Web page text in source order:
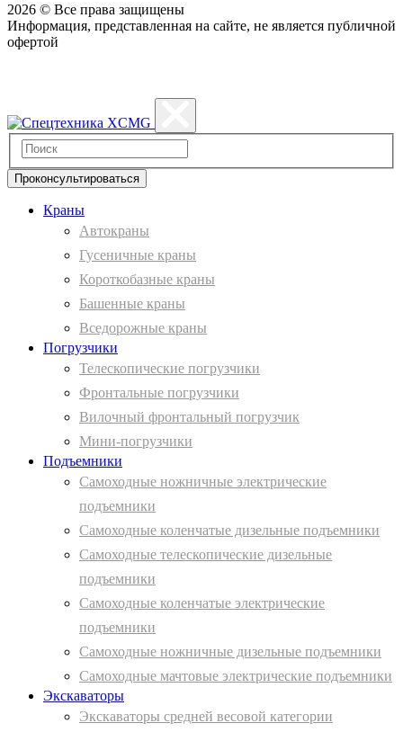
2026 © Все права защищены
Информация, представленная на сайте, не является публичной
офертой
Проконсультироваться
Краны
Автокраны
Гусеничные краны
Короткобазные краны
Башенные краны
Вcедорожные краны
Погрузчики
Телескопические погрузчики
Фронтальные погрузчики
Вилочный фронтальный погрузчик
Мини-погрузчики
Подъемники
Самоходные ножничные электрические
подъемники
Самоходные коленчатые дизельные подъемники
Самоходные телескопические дизельные
подъемники
Самоходные коленчатые электрические
подъемники
Самоходные ножничные дизельные подъемники
Самоходные мачтовые электрические подъемники
Экскаваторы
Экскаваторы средней весовой категории